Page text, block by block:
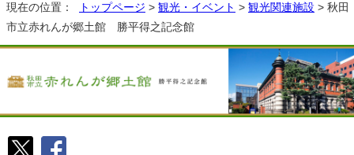
現在の位置： トップページ > 観光・イベント > 観光関連施設 > 秋田
市立赤れんが郷土館 勝平得之記念館